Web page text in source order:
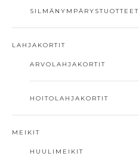
SILMÄNYMPÄRYSTUOTTEET
LAHJAKORTIT
ARVOLAHJAKORTIT
HOITOLAHJAKORTIT
MEIKIT
HUULIMEIKIT